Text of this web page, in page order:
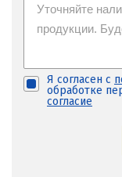
Я согласен с
обработке
согласие